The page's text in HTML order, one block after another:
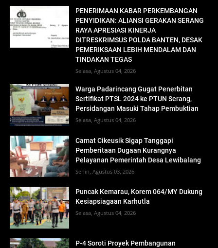
PENERIMAAN KABAR PERKEMBANGAN
PENYIDIKAN: ALIANSI GERAKAN SERANG
RAYA APRESIASI KINERJA
DITRESKRIMSUS POLDA BANTEN, DESAK
PEMERIKSAAN LEBIH MENDALAM DAN
TINDAKAN TEGAS
Selasa, Agustus 04, 2026
Warga Padarincang Gugat Penerbitan
Sertifikat PTSL 2024 ke PTUN Serang,
Persidangan Masuki Tahap Pembuktian
Selasa, Agustus 04, 2026
Camat Cikeusik Sigap Tanggapi
Pemberitaan Dugaan Kurangnya
Pelayanan Pemerintah Desa Lewibalang
Senin, Agustus 03, 2026
Puncak Kemarau, Korem 064/MY Dukung
Kesiapsiagaan Karhutla
Selasa, Agustus 04, 2026
P-4 Soroti Proyek Pembangunan